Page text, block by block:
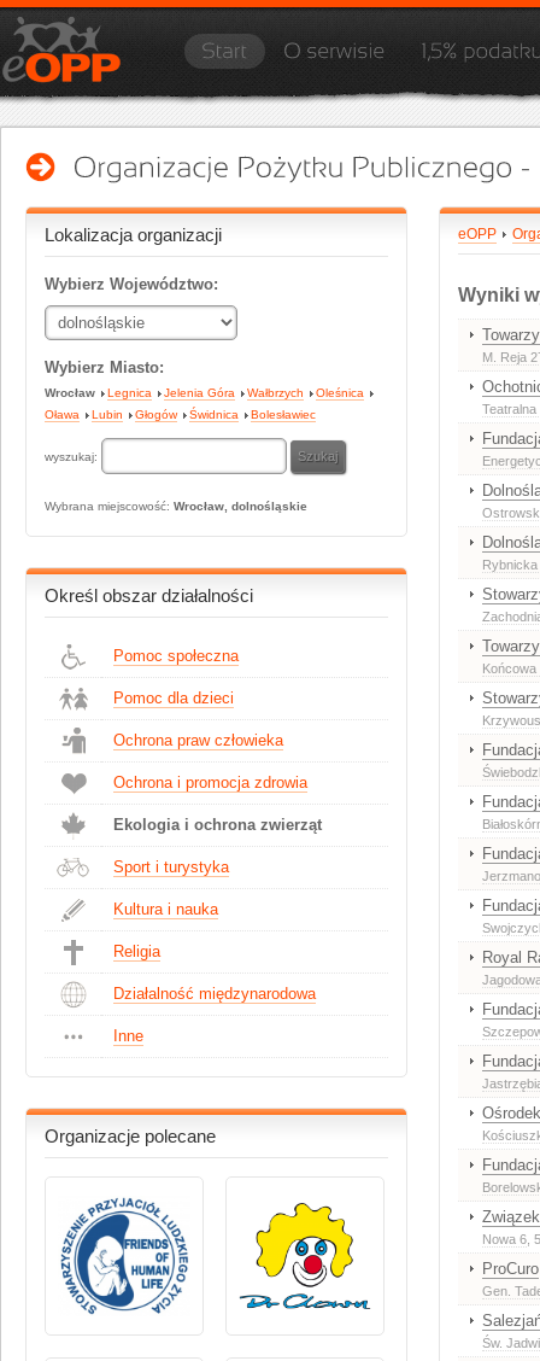
Lokalizacja organizacji
Wybierz Województwo:
Wybierz Miasto:
Wrocław Legnica Jelenia Góra Wałbrzych
Oleśnica
Oława
Lubin Głogów Świdnica Bolesławiec
wyszukaj:
Wybrana miejscowość: Wrocław, dolnośląskie
Określ obszar działalności
Pomoc społeczna
Pomoc dla dzieci
Ochrona praw człowieka
Ochrona i promocja zdrowia
Ekologia i ochrona zwierząt
Sport i turystyka
Kultura i nauka
Religia
Działalność międzynarodowa
Inne
Organizacje polecane
eOPP
Wyniki
M. Reja
Teatralna
Rybnicka
Końcowa
Royal
Nowa 6 ,
ProCuro
Gen.
Św.